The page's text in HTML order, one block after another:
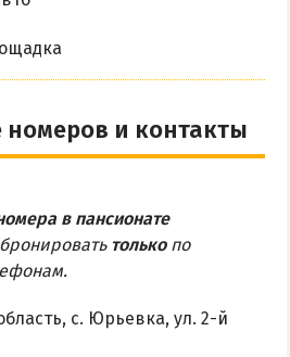
и контакты
в пансионате
толькопо
с. Юрьевка, ул. 2-й